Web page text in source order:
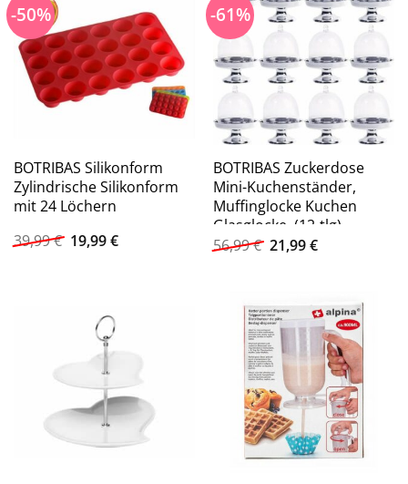
-50%
BOTRIBAS Silikonform
Zylindrische Silikonform
mit 24 Löchern
39,99€ Ursprünglicher
Preis
19,99€Aktueller
-61%
BOTRIBAS Zuckerdose
Mini-Kuchenständer,
Muffinglocke Kuchen
Glasglocke, (12-tlg)
56,99€ Ursprünglicher
Preis
21,99€Aktueller